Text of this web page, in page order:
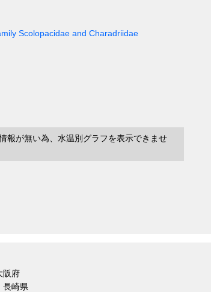
Scolopacidae and Charadriidae
報が無い為、水温別グラフを表示できませ
阪府
長崎県